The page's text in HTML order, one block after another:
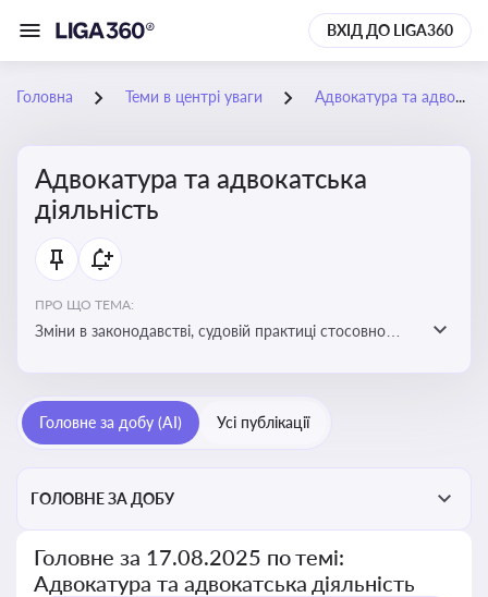
ВХІД ДО LIGA360
Головна Теми в центрі уваги Адвокатура та адвокатська діяльність
Адвокатура та адвокатська
діяльність
ПРО ЩО ТЕМА:
Зміни в законодавстві, судовій практиці стосовно
Головне за добу (AI) Усі публікації
ГОЛОВНЕ ЗА ДОБУ
Головне за 17.08.2025 по темі:
Адвокатура та адвокатська діяльність